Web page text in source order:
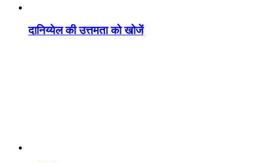
दानिय्येल की उत्तमता को खोजें